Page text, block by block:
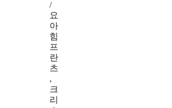
/
요
아
힘
프
란
츠
,
크
리